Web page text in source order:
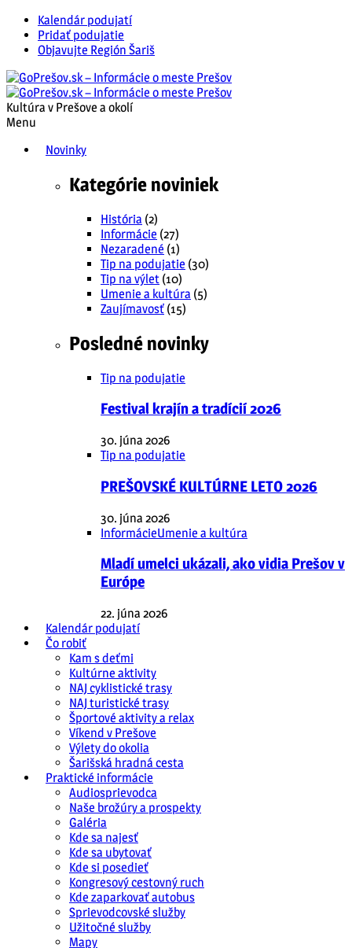
Kalendár podujatí
Pridať podujatie
Objavujte Región Šariš
Kultúra v Prešove a okolí
Menu
Novinky
Kategórie noviniek
História (2)
Informácie (27)
Nezaradené (1)
Tip na podujatie (30)
Tip na výlet (10)
Umenie a kultúra (5)
Zaujímavosť (15)
Posledné novinky
Tip na podujatie
Festival krajín a tradícií 2026
30. júna 2026
Tip na podujatie
PREŠOVSKÉ KULTÚRNE LETO 2026
30. júna 2026
InformácieUmenie a kultúra
Mladí umelci ukázali, ako vidia Prešov v
Európe
22. júna 2026
Kalendár podujatí
Čo robiť
Kam s deťmi
Kultúrne aktivity
NAJ cyklistické trasy
NAJ turistické trasy
Športové aktivity a relax
Víkend v Prešove
Výlety do okolia
Šarišská hradná cesta
Praktické informácie
Audiosprievodca
Naše brožúry a prospekty
Galéria
Kde sa najesť
Kde sa ubytovať
Kde si posedieť
Kongresový cestovný ruch
Kde zaparkovať autobus
Sprievodcovské služby
Užitočné služby
Mapy